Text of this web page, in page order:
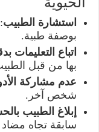
استشارة الطبيب
بوصفة طبية.
اتباع التعليمات
بها من قبل
عدم مشاركة
شخص آخر.
إبلاغ الطبيب
سابقة تجاه